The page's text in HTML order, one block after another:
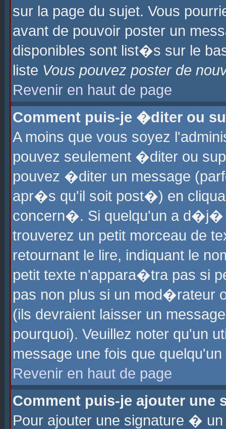
sur la page du sujet. Vous
avant de pouvoir poster un
disponibles sont list�s sur le
liste Vous pouvez poster de
Revenir en haut de page
Comment puis-je �diter ou
A moins que vous soyez
pouvez seulement �diter ou
pouvez �diter un message
apr�s qu'il soit post�) en
concern�. Si quelqu'un a
trouverez un petit morceau de
retournant le lire, indiquant le
petit texte n'appara�tra pas si
pas non plus si un mod�rateur
(ils devraient laisser un
pourquoi). Veuillez noter qu'un
message une fois que
Revenir en haut de page
Comment puis-je ajouter une
Pour ajouter une signature �